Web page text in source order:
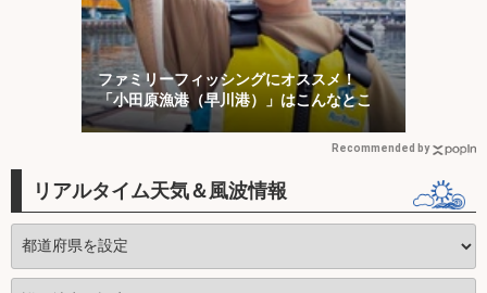
ファミリーフィッシングにオススメ！
「小田原漁港（早川港）」はこんなとこ
Recommended by
リアルタイム天気＆風波情報